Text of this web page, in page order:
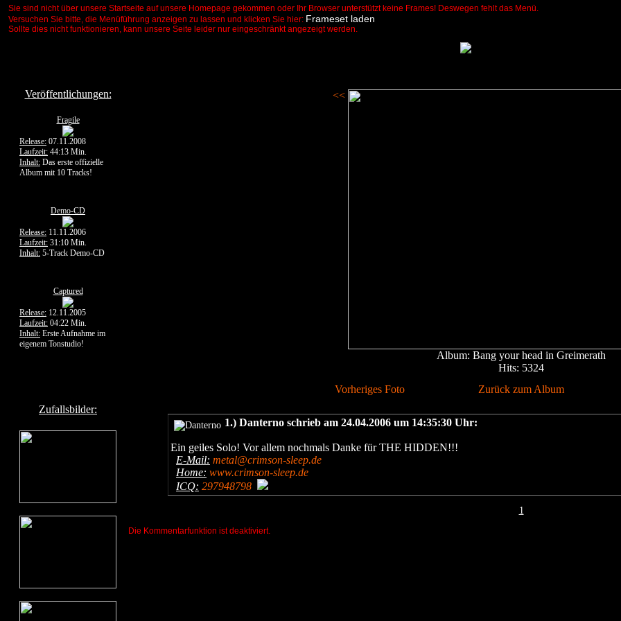
Sie sind nicht über unsere Startseite auf unsere Homepage gekommen oder Ihr Browser unterstützt keine Frames! Deswegen fehlt das Menü.
Versuchen Sie bitte, die Menüführung anzeigen zu lassen und klicken Sie hier: Frameset laden
Sollte dies nicht funktionieren, kann unsere Seite leider nur eingeschränkt angezeigt werden.
Veröffentlichungen:
Fragile
Release: 07.11.2008
Laufzeit: 44:13 Min.
Inhalt: Das erste offizielle
Album mit 10 Tracks!
Demo-CD
Release: 11.11.2006
Laufzeit: 31:10 Min.
Inhalt: 5-Track Demo-CD
Captured
Release: 12.11.2005
Laufzeit: 04:22 Min.
Inhalt: Erste Aufnahme im
eigenem Tonstudio!
Zufallsbilder:
<<
Album: Bang your head in Greimerath
Hits: 5324
Vorheriges Foto
Zurück zum Album
1.) Danterno schrieb am 24.04.2006 um 14:35:30 Uhr:
Ein geiles Solo! Vor allem nochmals Danke für THE HIDDEN!!!
E-Mail: metal@crimson-sleep.de
Home: www.crimson-sleep.de
ICQ: 297948798
1
Die Kommentarfunktion ist deaktiviert.